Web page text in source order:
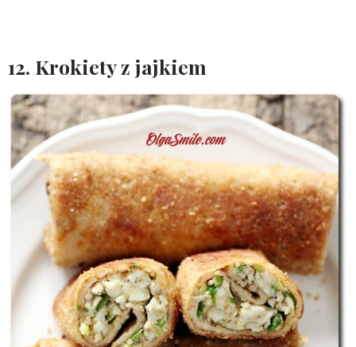
12. Krokiety z jajkiem